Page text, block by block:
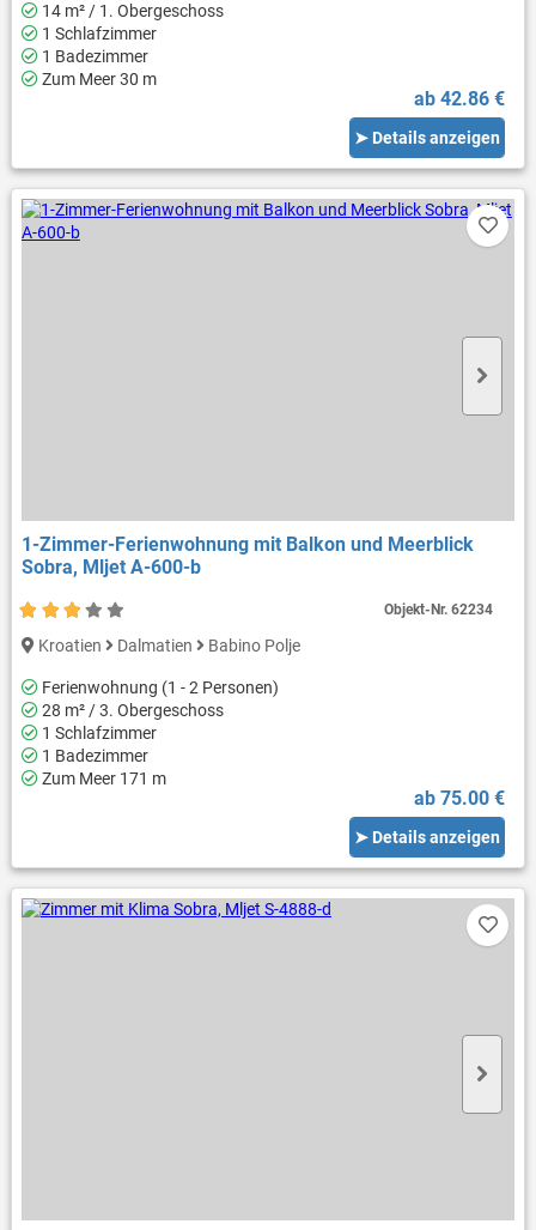
14 m² / 1. Obergeschoss
1 Schlafzimmer
1 Badezimmer
Zum Meer 30 m
ab 42.86 €
➤ Details anzeigen
1-Zimmer-Ferienwohnung mit Balkon und Meerblick
Sobra, Mljet A-600-b
Kroatien Dalmatien Babino Polje
Ferienwohnung (1 - 2 Personen)
28 m² / 3. Obergeschoss
1 Schlafzimmer
1 Badezimmer
Zum Meer 171 m
ab 75.00 €
➤ Details anzeigen
Objekt-Nr.62234